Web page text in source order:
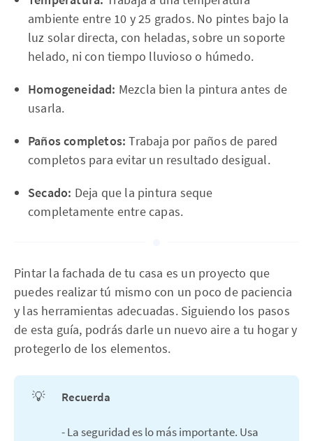
ambiente entre 10 y 25 grados. No pintes bajo la
luz solar directa, con heladas, sobre un soporte
helado, ni con tiempo lluvioso o húmedo.
Homogeneidad: Mezcla bien la pintura antes de
usarla.
Paños completos: Trabaja por paños de pared
completos para evitar un resultado desigual.
Secado: Deja que la pintura seque
completamente entre capas.
Pintar la fachada de tu casa es un proyecto que
puedes realizar tú mismo con un poco de paciencia
y las herramientas adecuadas. Siguiendo los pasos
de esta guía, podrás darle un nuevo aire a tu hogar y
protegerlo de los elementos.
💡 Recuerda
- La seguridad es lo más importante. Usa